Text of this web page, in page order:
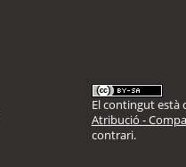
El contingut està
Atribució -
contrari.